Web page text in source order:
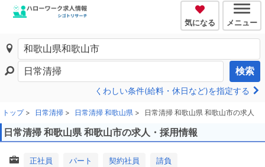
気になる メニュー
検索
くわしい条件(給料・休日など)を指定する
トップ 日常清掃 日常清掃 和歌山県 日常清掃 和歌山県 和歌山市の求人
日常清掃 和歌山県 和歌山市の求人・採用情報
正社員 パート 契約社員 請負